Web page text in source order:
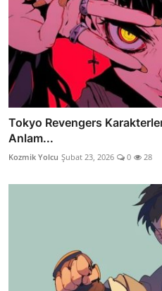
Tokyo Revengers
Anlam...
Kozmik Yolcu Şubat 23, 2026 0 28